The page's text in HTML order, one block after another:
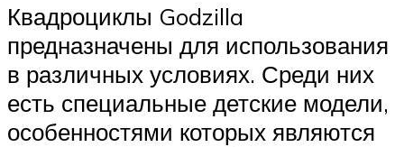
Квадроциклы Godzilla
предназначены для использования
в различных условиях. Среди них
есть специальные детские модели,
особенностями которых являются